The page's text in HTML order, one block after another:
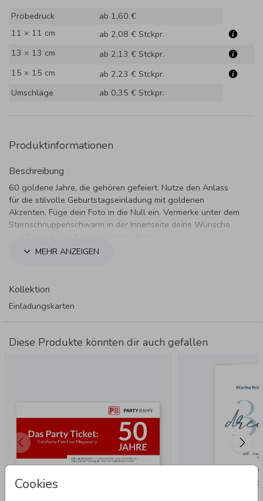
Cookies
Probedruck
ab 1,60 €
11 × 11 cm
ab 2,08 € Stckpr.
13 × 13 cm
ab 2,13 € Stckpr.
15 × 15 cm
ab 2,23 € Stckpr.
Umschläge
ab 0,35 € Stckpr.
Produktinformationen
Beschreibung
60 goldene Jahre, die gehören gefeiert. Nutze den Anlass
für die stilvolle Geburtstagseinladung mit goldenen
Akzenten. Füge dein Foto in die Null ein. Vermerke unter dem
Sternschnuppenschwarm in der Innenseite deine Wünsche
MEHR ANZEIGEN
Kollektion
Einladungskarten
Diese Produkte könnten dir auch gefallen